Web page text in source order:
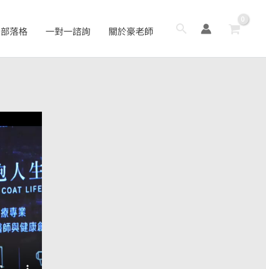
部落格 一對一諮詢 關於豪老師
搜
尋